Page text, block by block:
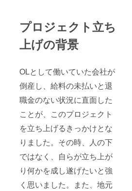
プロジェクト立ち
上げの背景
OLとして働いていた会社が
倒産し、給料の未払いと退
職金のない状況に直面した
ことが、このプロジェクト
を立ち上げるきっかけとな
りました。その時、人の下
ではなく、自らが立ち上が
り何かを成し遂げたいと強
く思いました。また、地元